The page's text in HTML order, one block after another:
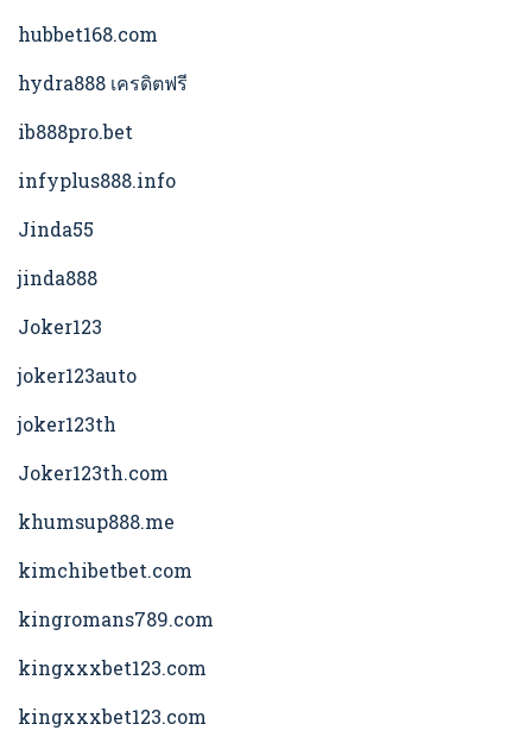
hubbet168.com
hydra888 เครดิตฟรี
ib888pro.bet
infyplus888.info
Jinda55
jinda888
Joker123
joker123auto
joker123th
Joker123th.com
khumsup888.me
kimchibetbet.com
kingromans789.com
kingxxxbet123.com
kingxxxbet123.com